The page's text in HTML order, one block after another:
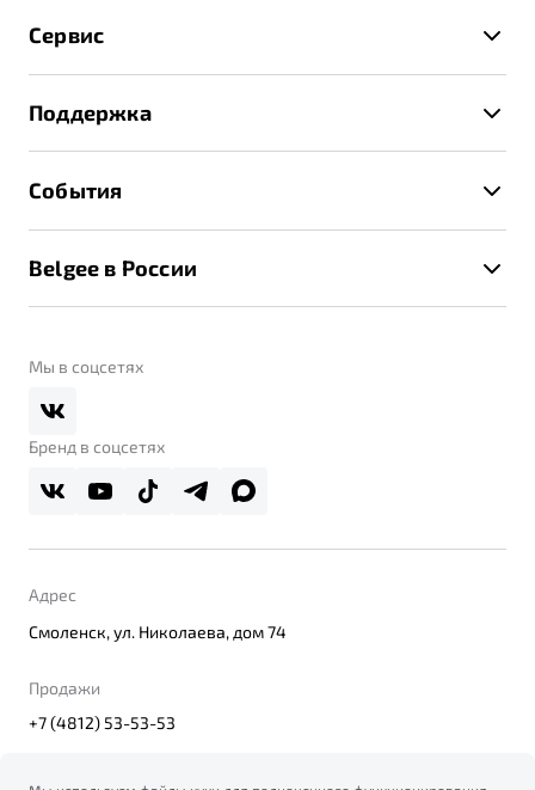
Записаться на тест-драйв
Получить предложение
Трейд-ин
Страхование
Расчет КАСКО
Сервис
Руководство по эксплуатации
Техническое обслуживание
Калькулятор ТО
Поддержка
Помощь на дорогах
Belgee Линк
Реферальная программа
События
Контакты
Belgee в России
О дилерском центре
Правовая информация
Мы в соцсетях
Бренд в соцсетях
Адрес
Смоленск, ул. Николаева, дом 74
Продажи
+7 (4812) 53-53-53